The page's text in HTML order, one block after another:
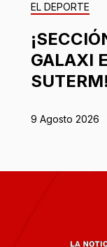
EL DEPORTE
GALAXI
SUTERM!
9 Agosto 2026